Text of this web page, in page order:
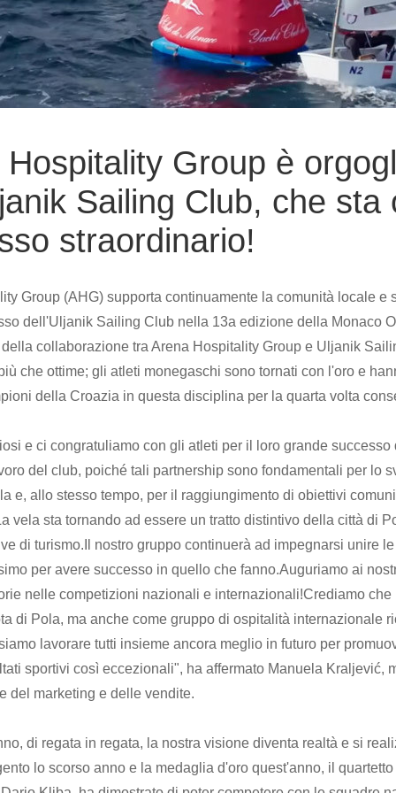
Group è
Sailing Club, che sta
straordinario!
Group (AHG) supporta continuamente la comunità locale e
dell'Uljanik Sailing Club nella 13a edizione della Monaco
collaborazione tra Arena Hospitality Group e Uljanik
che ottime; gli atleti monegaschi sono tornati con l'oro e
della Croazia in questa disciplina per la quarta volta
e ci congratuliamo con gli atleti per il loro grande
del club, poiché tali partnership sono fondamentali per lo
e, allo stesso tempo, per il raggiungimento di obiettivi
vela sta tornando ad essere un tratto distintivo della città di
di turismo.Il nostro gruppo continuerà ad impegnarsi unire
per avere successo in quello che fanno.Auguriamo ai
nelle competizioni nazionali e internazionali!Crediamo
di Pola, ma anche come gruppo di ospitalità internazionale
lavorare tutti insieme ancora meglio in futuro per
sportivi così eccezionali", ha affermato Manuela Kraljević,
del marketing e delle vendite.
di regata in regata, la nostra visione diventa realtà e si
lo scorso anno e la medaglia d'oro quest'anno, il